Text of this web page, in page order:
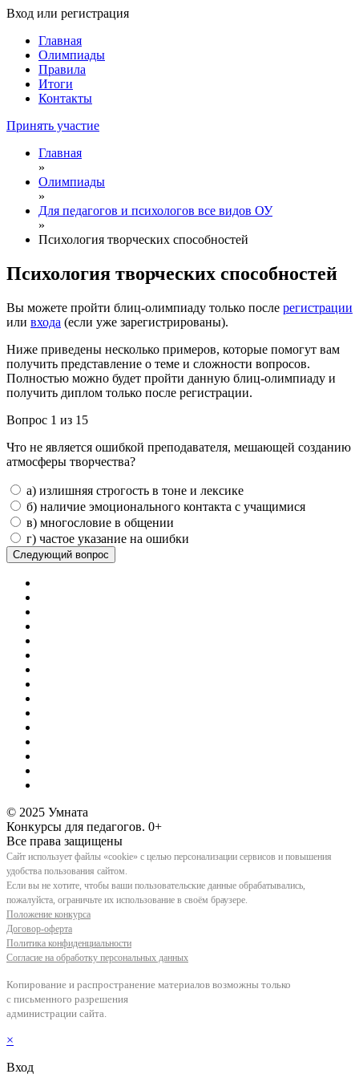
Вход или регистрация
Главная
Олимпиады
Правила
Итоги
Контакты
Принять участие
Главная
»
Олимпиады
»
Для педагогов и психологов все видов ОУ
»
Психология творческих способностей
Психология творческих способностей
Вы можете пройти блиц-олимпиаду только после регистрации
или входа (если уже зарегистрированы).
Ниже приведены несколько примеров, которые помогут вам
получить представление о теме и сложности вопросов.
Полностью можно будет пройти данную блиц-олимпиаду и
получить диплом только после регистрации.
Вопрос 1 из 15
Что не является ошибкой преподавателя, мешающей созданию
атмосферы творчества?
а) излишняя строгость в тоне и лексике
б) наличие эмоционального контакта с учащимися
в) многословие в общении
г) частое указание на ошибки
© 2025 Умната
Конкурсы для педагогов. 0+
Все права защищены
Сайт использует файлы «cookie» с целью персонализации сервисов и повышения
удобства пользования сайтом.
Если вы не хотите, чтобы ваши пользовательские данные обрабатывались,
пожалуйста, ограничьте их использование в своём браузере.
Положение конкурса
Договор-оферта
Политика конфиденциальности
Согласие на обработку персональных данных
Копирование и распространение материалов возможны только
с письменного разрешения
администрации сайта.
×
Вход